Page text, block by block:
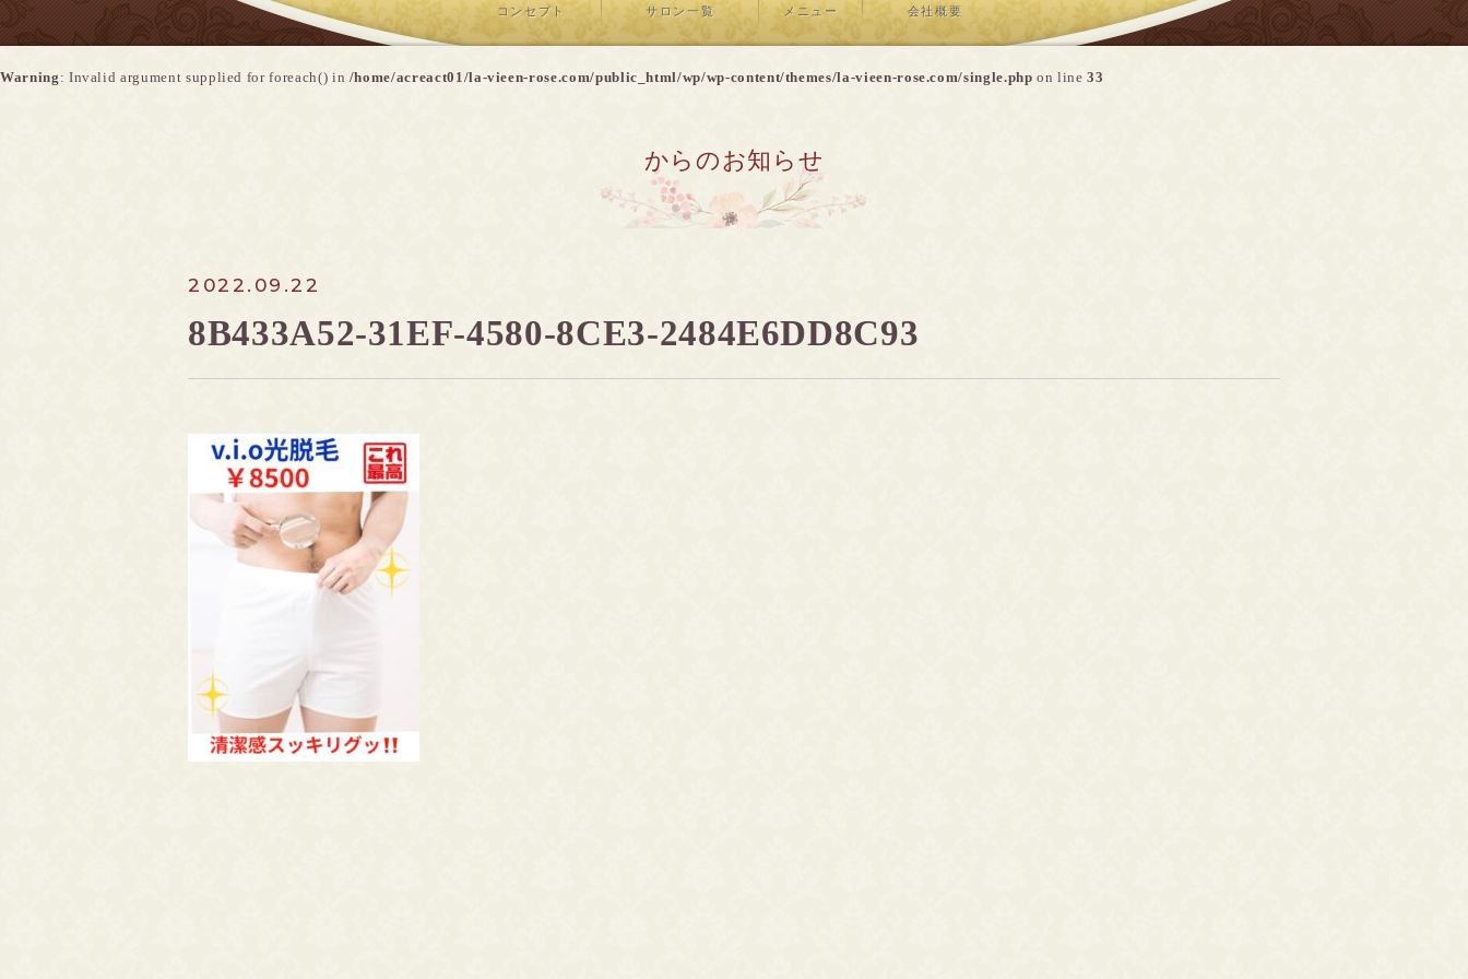
コンセプト サロン一覧 メニュー 会社概要
Warning : Invalid argument supplied for foreach() in /home/acreact01/la-vieen-rose.com/public_html/wp/wp-content/themes/la-vieen-rose.com/single.php on line33
からのお知らせ
2022.09.22
8B433A52-31EF-4580-8CE3-2484E6DD8C93